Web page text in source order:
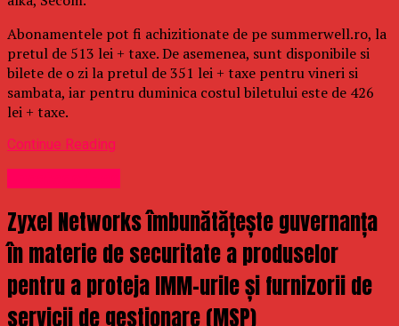
Abonamentele pot fi achizitionate de pe summerwell.ro, la
pretul de 513 lei + taxe. De asemenea, sunt disponibile si
bilete de o zi la pretul de 351 lei + taxe pentru vineri si
sambata, iar pentru duminica costul biletului este de 426
lei + taxe.
Continue Reading
Zyxel Networks îmbunătățește guvernanța
în materie de securitate a produselor
pentru a proteja IMM-urile și furnizorii de
servicii de gestionare (MSP)